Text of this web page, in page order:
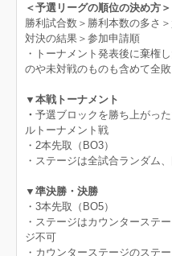
＜予選リーグの順位の決め方＞
勝利試合数＞勝利本数の多さ
対決の結果＞参加申請順
・トーナメント発表後に棄権
のや未対戦のものも含めて全
▼本戦トーナメント
・ 予選ブロックを勝ち上がっ
ルトーナメント戦
・2本先取（BO3）
・ステージは全試合ランダム
▼準決勝・決勝
・3本先取（BO5）
・ステージはカウンターステ
ジ不可
・カウンターステージのステ